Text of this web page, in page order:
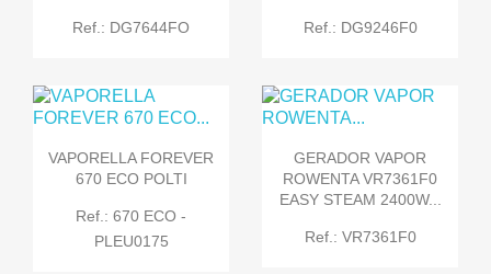
Ref.: DG7644FO Ref.: DG9246F0
VAPORELLA FOREVER
670 ECO POLTI
Ref.: 670 ECO -
PLEU0175
GERADOR VAPOR
ROWENTA VR7361F0
EASY STEAM 2400W...
Ref.: VR7361F0